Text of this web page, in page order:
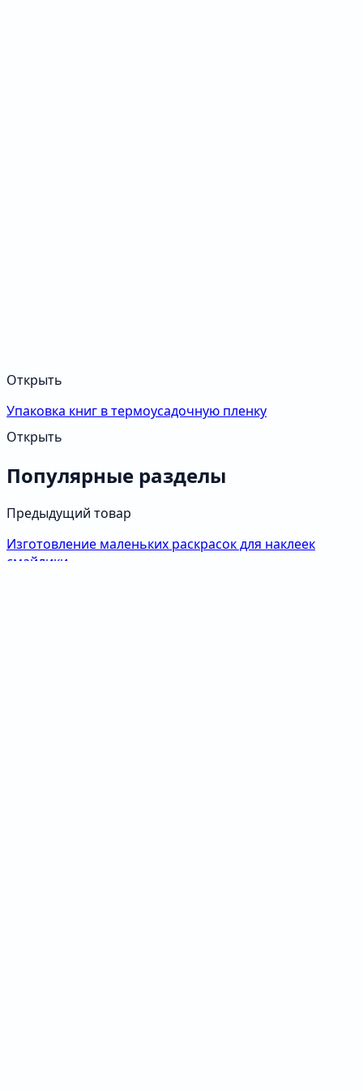
Открыть
Упаковка книг в термоусадочную пленку
Открыть
Популярные разделы
Предыдущий товар
Изготовление маленьких раскрасок для наклеек
смайлики